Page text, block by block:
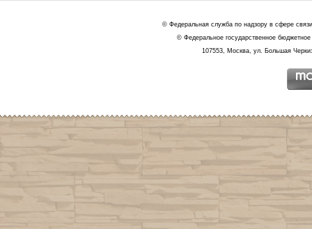
© Федеральная служба по надзору в сфере
© Федеральное государственное
107553, Москва, ул. Большая